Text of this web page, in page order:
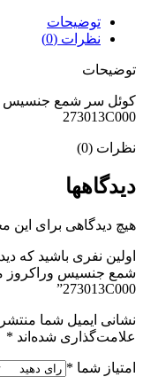
توضیحات
نظرات (0)
توضیحات
کوئل سر شمع جنسیس
273013C000
نظرات (0)
دیدگاهها
هیچ دیدگاهی برای
اولین نفری باشید که
شمع جنسیس وراکروز
273013C000”
نشانی ایمیل شما
علامت‌گذاری شده‌اند *
امتیاز شما *